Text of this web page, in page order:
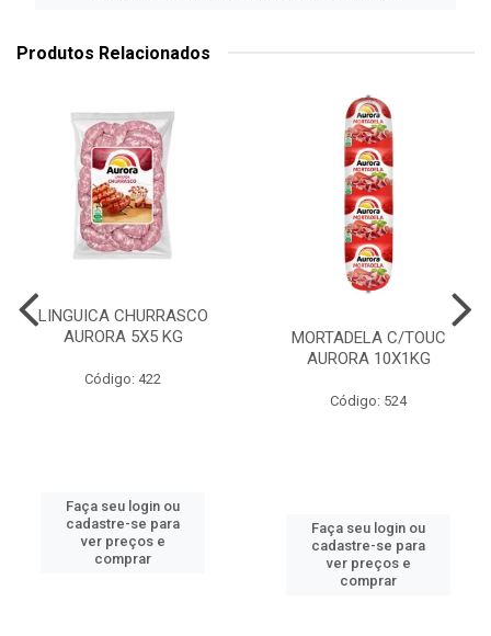
Produtos Relacionados
LINGUICA CHURRASCO
AURORA 5X5 KG
Código: 422
Faça seu login ou
cadastre-se para
ver preços e
comprar
MORTADELA C/TOUC
AURORA 10X1KG
Código: 524
Faça seu login ou
cadastre-se para
ver preços e
comprar